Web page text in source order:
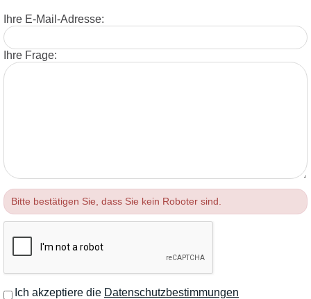
Ihre E-Mail-Adresse:
Ihre Frage:
Bitte bestätigen Sie, dass Sie kein Roboter sind.
Ich akzeptiere die Datenschutzbestimmungen